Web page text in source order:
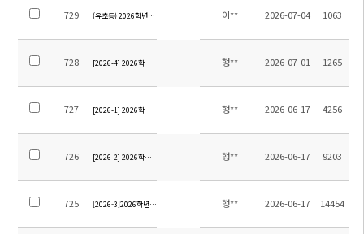
729 (유초등) 2026학년도 여름방학계획(학년별) 이** 2026-07-04 1063
728 [2026-4] 2026학년도 12학년 졸업여행 위탁용역 업체 선정을 위한 입찰 재공고
행** 2026-07-01 1265
727 [2026-1] 2026학년도 9학년 졸업여행 위탁용역 업체 선정을 위한 입찰 공고
행** 2026-06-17 4256
726 [2026-2] 2026학년도 12학년 졸업여행 위탁용역 업체 선정을 위한 입찰 공고
행** 2026-06-17 9203
725 [2026-3]2026학년도 중등 현장체험학습 위탁용역 업체 선정을 위한 입찰 공고
행** 2026-06-17 14454